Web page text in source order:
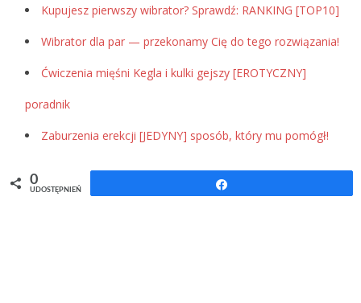
Kupujesz pierwszy wibrator? Sprawdź: RANKING [TOP10]
Wibrator dla par — przekonamy Cię do tego rozwiązania!
Ćwiczenia mięśni Kegla i kulki gejszy [EROTYCZNY]
poradnik
Zaburzenia erekcji [JEDYNY] sposób, który mu pomógł!
0
UDOSTĘPNIEŃ